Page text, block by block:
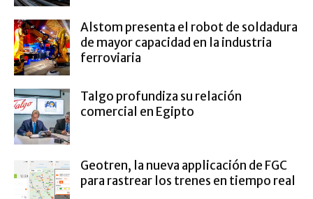
Alstom presenta el robot de soldadura
de mayor capacidad en la industria
ferroviaria
Talgo profundiza su relación
comercial en Egipto
Geotren, la nueva applicación de FGC
para rastrear los trenes en tiempo real